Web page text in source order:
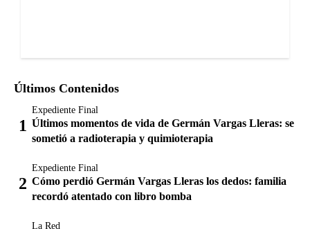
Últimos Contenidos
Expediente Final
Últimos momentos de vida de Germán Vargas Lleras: se
sometió a radioterapia y quimioterapia
Expediente Final
Cómo perdió Germán Vargas Lleras los dedos: familia
recordó atentado con libro bomba
La Red